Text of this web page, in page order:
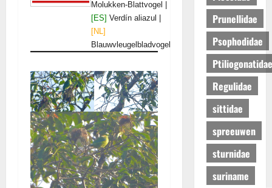
Molukken-Blattvogel |
[ES] Verdín aliazul |
[NL]
Blauwvleugelbladvogel
Prunellidae
Psophodidae
Ptiliogonatidae
Regulidae
sittidae
spreeuwen
sturnidae
suriname